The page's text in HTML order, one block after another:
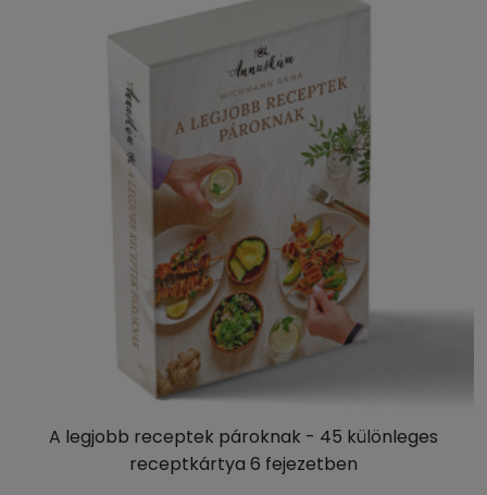
A legjobb receptek pároknak - 45 különleges
receptkártya 6 fejezetben